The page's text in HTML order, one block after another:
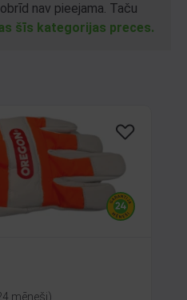
nav pieejama. Taču
šīs kategorijas preces.
mēneši)